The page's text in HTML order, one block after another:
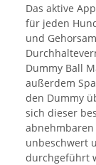
Das aktive
für jeden
und
Dummy Ball
außerdem
den Dummy
sich dieser
abnehmbaren
unbeschwert
durchgeführt